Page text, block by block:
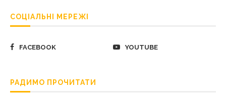
СОЦІАЛЬНІ МЕРЕЖІ
FACEBOOK YOUTUBE
РАДИМО ПРОЧИТАТИ